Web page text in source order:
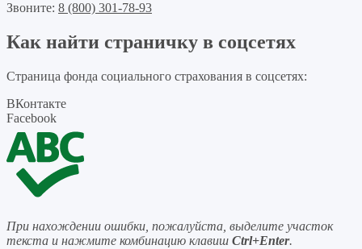
Звоните: 8 (800) 301-78-93
Как найти страничку в соцсетях
Страница фонда социального страхования в соцсетях:
ВКонтакте
Facebook
При нахождении ошибки, пожалуйста, выделите участок
текста и нажмите комбинацию клавиш Ctrl+Enter.